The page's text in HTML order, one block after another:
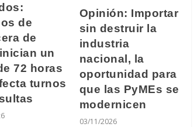
de
de
un
72 horas
turnos
Opinión: Importar
sin destruir la
industria
nacional, la
oportunidad para
que las PyMEs se
modernicen
03/11/2026